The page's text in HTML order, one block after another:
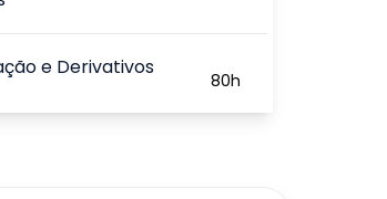
e Derivativos
80h